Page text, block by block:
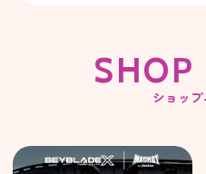
SHOP
ショッ